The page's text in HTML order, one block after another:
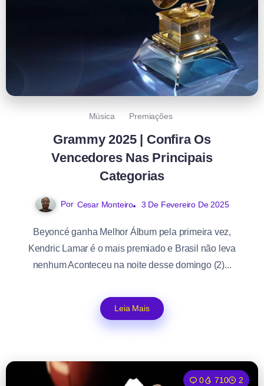
Música Premiações
Grammy 2025 | Confira Os
Vencedores Nas Principais
Categorias
Por Cesar Monteiro 3 De Fevereiro De 2025
Beyoncé ganha Melhor Álbum pela primeira vez,
Kendric Lamar é o mais premiado e Brasil não leva
nenhum Aconteceu na noite desse domingo (2)...
Leia Mais
0 710 2